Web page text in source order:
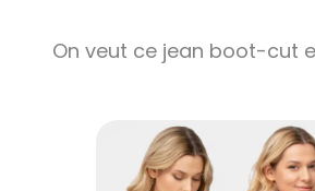
On veut ce jean boot-cut